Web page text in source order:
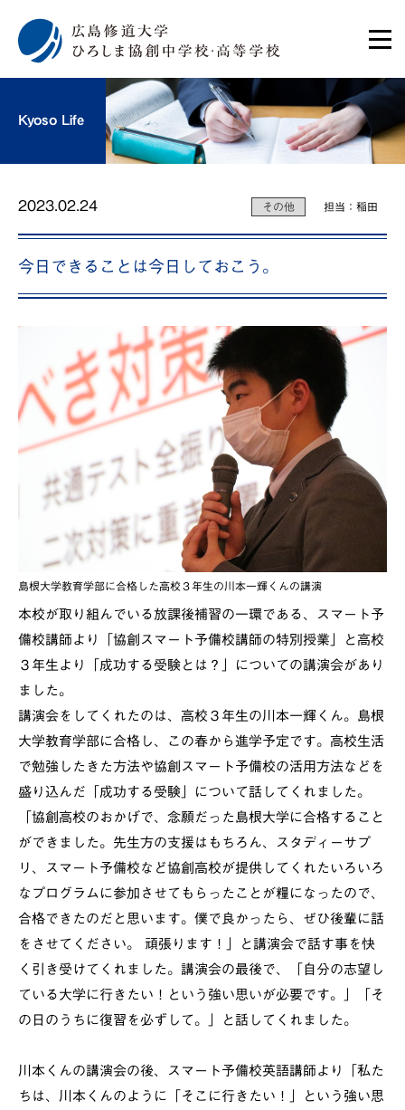
Kyoso Life
2023.02.24 その他 担当：稲田
今日できることは今日しておこう。
島根大学教育学部に合格した高校３年生の川本一輝くんの講演
本校が取り組んでいる放課後補習の一環である、スマート予
備校講師より「協創スマート予備校講師の特別授業」と高校
３年生より「成功する受験とは？」についての講演会があり
ました。
講演会をしてくれたのは、高校３年生の川本一輝くん。島根
大学教育学部に合格し、この春から進学予定です。高校生活
で勉強したきた方法や協創スマート予備校の活用方法などを
盛り込んだ「成功する受験」について話してくれました。
「協創高校のおかげで、念願だった島根大学に合格すること
ができました。先生方の支援はもちろん、スタディーサプ
リ、スマート予備校など協創高校が提供してくれたいろいろ
なプログラムに参加させてもらったことが糧になったので、
合格できたのだと思います。僕で良かったら、ぜひ後輩に話
をさせてください。 頑張ります！」と講演会で話す事を快
く引き受けてくれました。講演会の最後で、「自分の志望し
ている大学に行きたい！という強い思いが必要です。」「そ
の日のうちに復習を必ずして。」と話してくれました。
川本くんの講演会の後、スマート予備校英語講師より「私た
ちは、川本くんのように「そこに行きたい！」という強い思